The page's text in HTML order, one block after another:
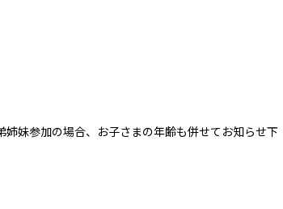
妹参加の場合、お子さまの年齢も併せてお知らせ下